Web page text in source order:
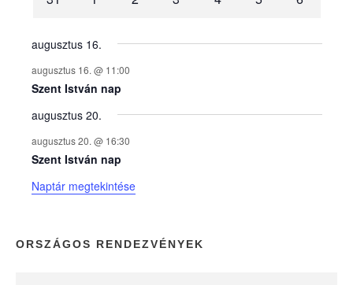
n
y
e
k
n
a
p
augusztus 16.
augusztus 16. @ 11:00
Szent István nap
augusztus 20.
augusztus 20. @ 16:30
Szent István nap
Naptár megtekintése
ORSZÁGOS RENDEZVÉNYEK